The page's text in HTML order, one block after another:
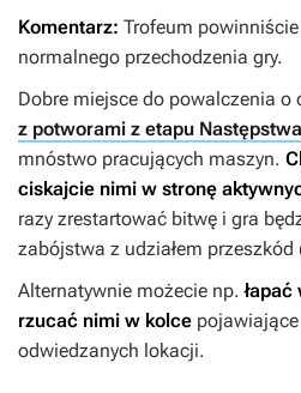
Komentarz: Trofeum
normalnego przechodzenia gry.
Dobre miejsce do powalczenia o
z potworami z etapu Następstwa
mnóstwo pracujących maszyn.
ciskajcie nimi w stronę
razy zrestartować bitwę i gra
zabójstwa z udziałem przeszkód
Alternatywnie możecie np.
rzucać nimi w kolce
odwiedzanych lokacji.